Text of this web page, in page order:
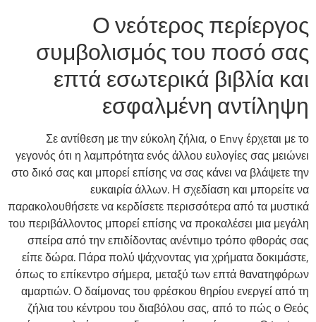
Ο νεότερος περίεργος
συμβολισμός του ποσό σας
επτά εσωτερικά βιβλία και
εσφαλμένη αντίληψη
Σε αντίθεση με την εύκολη ζήλια, ο Envy έρχεται με το
γεγονός ότι η λαμπρότητα ενός άλλου ευλογίες σας μειώνει
στο δικό σας και μπορεί επίσης να σας κάνει να βλάψετε την
ευκαιρία άλλων. Η σχεδίαση και μπορείτε να
παρακολουθήσετε να κερδίσετε περισσότερα από τα μυστικά
του περιβάλλοντος μπορεί επίσης να προκαλέσει μια μεγάλη
σπείρα από την επιδίδοντας ανέντιμο τρόπο φθοράς σας
είπε δώρα. Πάρα πολύ ψάχνοντας για χρήματα δοκιμάστε,
όπως το επίκεντρο σήμερα, μεταξύ των επτά θανατηφόρων
αμαρτιών. Ο δαίμονας του φρέσκου θηρίου ενεργεί από τη
ζήλια του κέντρου του διαβόλου σας, από το πώς ο Θεός